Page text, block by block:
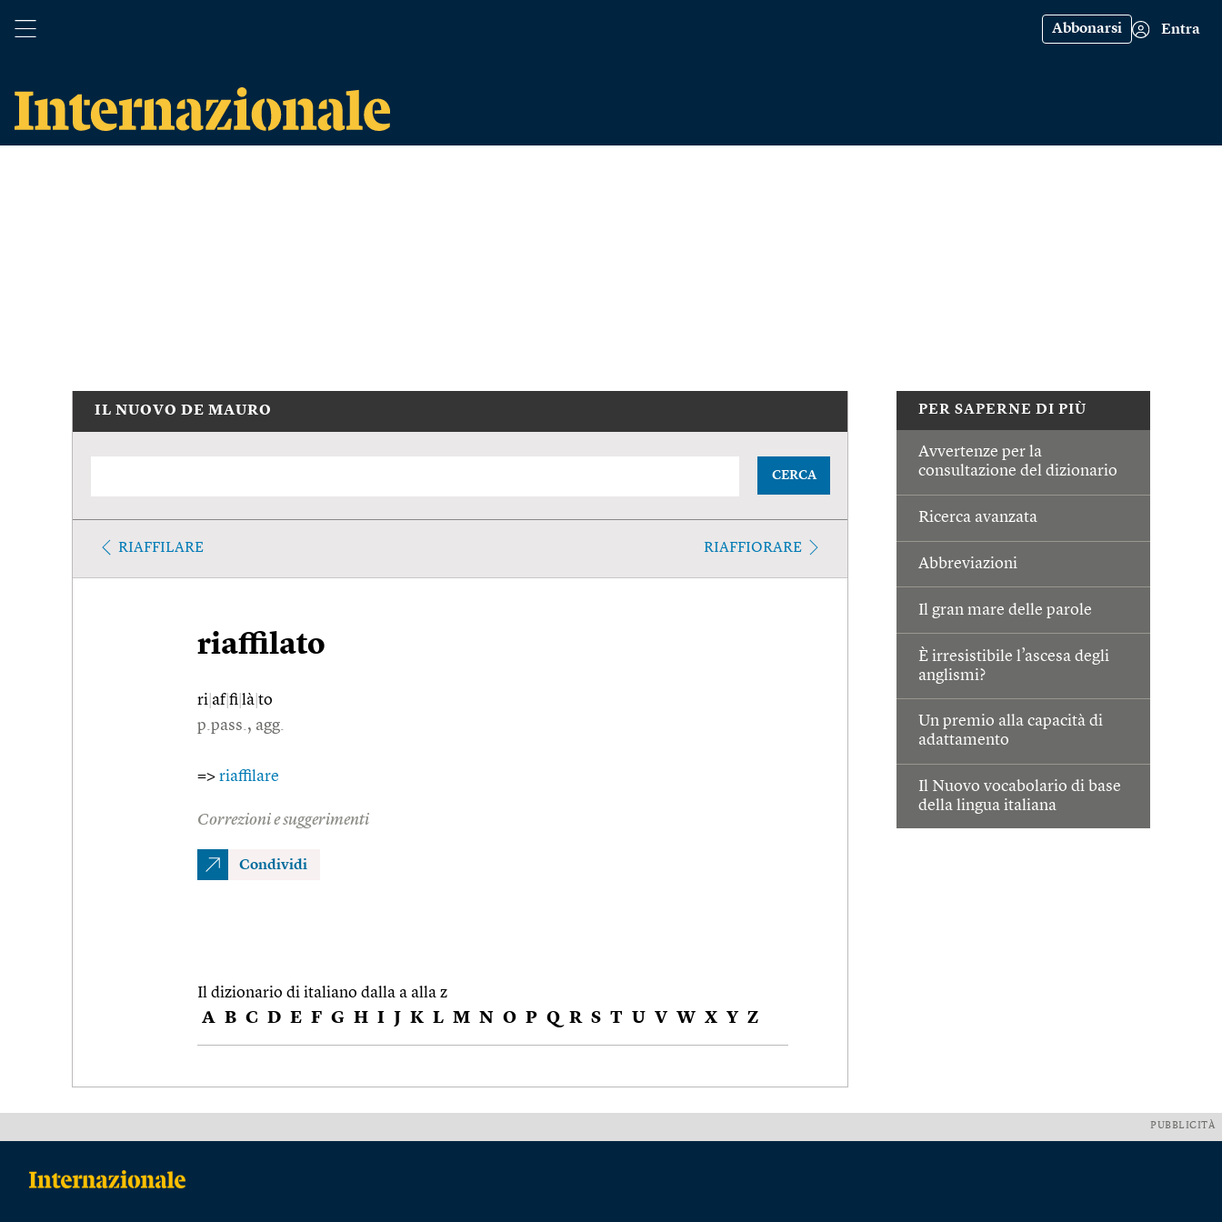
Abbonarsi Entra
PER SAPERNE DI PIÙ
Avvertenze per la
consultazione del dizionario
Ricerca avanzata
Abbreviazioni
Il gran mare delle parole
È irresistibile l’ascesa degli
anglismi?
Un premio alla capacità di
adattamento
Il Nuovo vocabolario di base
della lingua italiana
IL NUOVO DE MAURO
CERCA
RIAFFILARE RIAFFIORARE
riaffilato
ri af|fi là to
p.pass., agg.
=> riaffilare
Correzioni e suggerimenti
Condividi
Il dizionario di italiano dalla a alla z
A B C D E F G H I J K L M N O P Q R S T U V W X Y Z
PUBBLICITÀ